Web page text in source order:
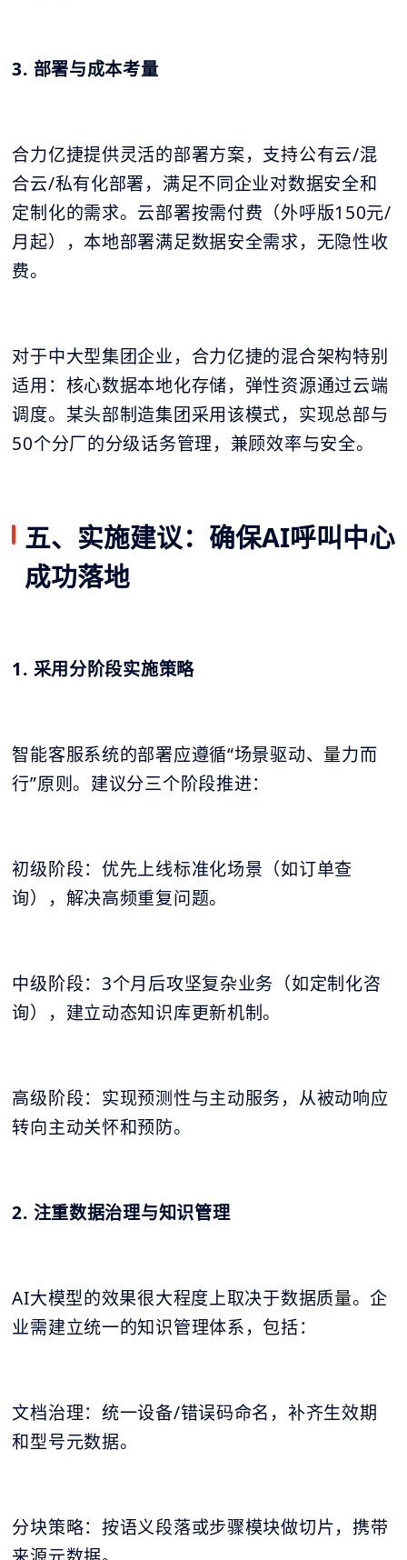
3. 部署与成本考量
合力亿捷提供灵活的部署方案，支持公有云/混
合云/私有化部署，满足不同企业对数据安全和
定制化的需求。云部署按需付费（外呼版150元/
月起），本地部署满足数据安全需求，无隐性收
费。
对于中大型集团企业，合力亿捷的混合架构特别
适用：核心数据本地化存储，弹性资源通过云端
调度。某头部制造集团采用该模式，实现总部与
50个分厂的分级话务管理，兼顾效率与安全。
五、实施建议：确保AI呼叫中心
成功落地
1. 采用分阶段实施策略
智能客服系统的部署应遵循“场景驱动、量力而
行”原则。建议分三个阶段推进：
初级阶段：优先上线标准化场景（如订单查
询），解决高频重复问题。
中级阶段：3个月后攻坚复杂业务（如定制化咨
询），建立动态知识库更新机制。
高级阶段：实现预测性与主动服务，从被动响应
转向主动关怀和预防。
2. 注重数据治理与知识管理
AI大模型的效果很大程度上取决于数据质量。企
业需建立统一的知识管理体系，包括：
文档治理：统一设备/错误码命名，补齐生效期
和型号元数据。
分块策略：按语义段落或步骤模块做切片，携带